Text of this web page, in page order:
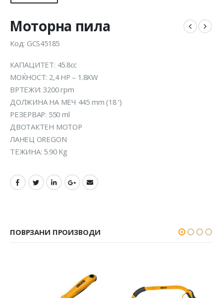
Моторна пила
Код: GCS45185
КАПАЦИТЕТ: 45.8cc
МОЌНОСТ: 2,4 HP – 1.8KW
ВРТЕЖИ: 3200 rpm
ДОЛЖИНА НА МЕЧ 445 mm (18 ‘)
РЕЗЕРВАР: 550 ml
ДВОТАКТЕН МОТОР
ЛАНЕЦ OREGON
ТЕЖИНА: 5.90 Kg
ПОВРЗАНИ ПРОИЗВОДИ